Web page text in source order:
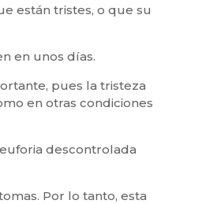
están tristes, o que su
en unos días.
pues la tristeza
en otras condiciones
descontrolada
Por lo tanto, esta